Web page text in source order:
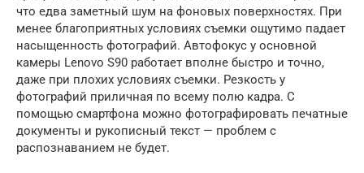
что едва заметный шум на фоновых поверхностях. При
менее благоприятных условиях съемки ощутимо падает
насыщенность фотографий. Автофокус у основной
камеры Lenovo S90 работает вполне быстро и точно,
даже при плохих условиях съемки. Резкость у
фотографий приличная по всему полю кадра. С
помощью смартфона можно фотографировать печатные
документы и рукописный текст — проблем с
распознаванием не будет.